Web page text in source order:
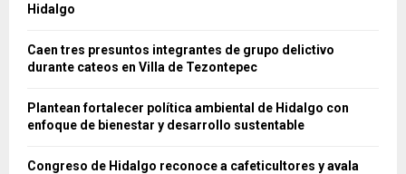
Hidalgo
Caen tres presuntos integrantes de grupo delictivo
durante cateos en Villa de Tezontepec
Plantean fortalecer política ambiental de Hidalgo con
enfoque de bienestar y desarrollo sustentable
Congreso de Hidalgo reconoce a cafeticultores y avala